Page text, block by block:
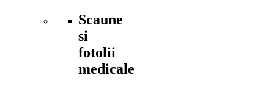
Scaune
si
fotolii
medicale